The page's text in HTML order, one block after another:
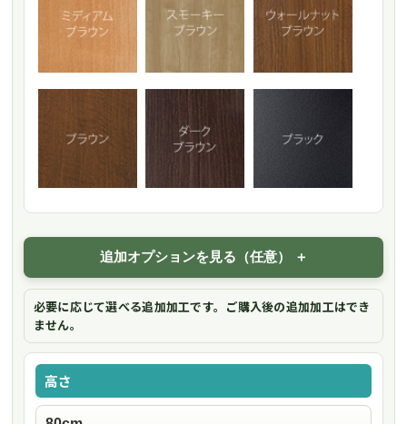
追加オプションを見る（任意）
必要に応じて選べる追加加工です。ご購入後の追加加工はでき
ません。
高さ